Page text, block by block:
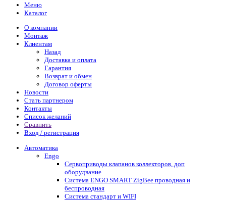
Меню
Каталог
О компании
Монтаж
Клиентам
Назад
Доставка и оплата
Гарантия
Возврат и обмен
Договор оферты
Новости
Стать партнером
Контакты
Список желаний
Сравнить
Вход / регистрация
Автоматика
Engo
Сервоприводы клапанов коллекторов, доп
оборудвание
Система ENGO SMART ZigBee проводная и
беспроводная
Система стандарт и WIFI